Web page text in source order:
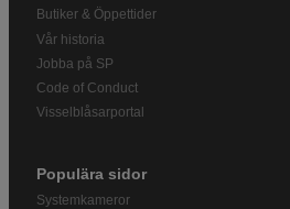
Butiker & Öppettider
Vår historia
Jobba på SP
Code of Conduct
Visselblåsarportal
Populära sidor
Systemkameror